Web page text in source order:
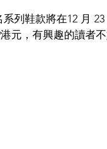
列鞋款將在12 月
元，有興趣的讀者不